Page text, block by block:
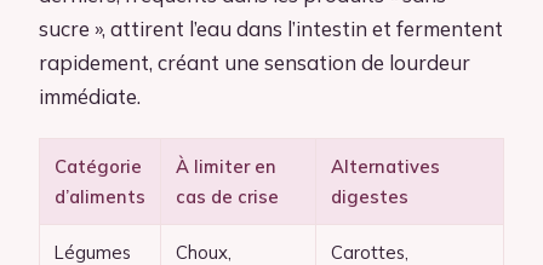
sucre », attirent l’eau dans l’intestin et fermentent
rapidement, créant une sensation de lourdeur
immédiate.
Catégorie
d’aliments
À limiter en
cas de crise
Alternatives
digestes
Légumes
Choux,
Carottes,